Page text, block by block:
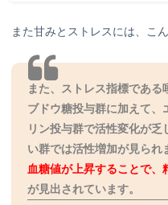
また甘みとストレスには、こ
また、ストレス指標である
ブドウ糖投与群に加えて、
リン投与群で活性変化が
い群では活性増加が見られ
血糖値が上昇することで、
が見出されています。